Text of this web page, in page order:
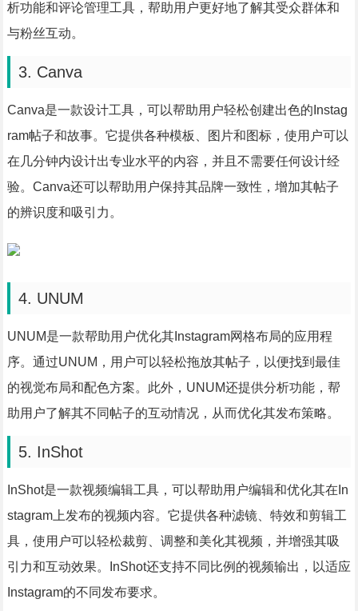
析功能和评论管理工具，帮助用户更好地了解其受众群体和
与粉丝互动。
3. Canva
Canva是一款设计工具，可以帮助用户轻松创建出色的Instag
ram帖子和故事。它提供各种模板、图片和图标，使用户可以
在几分钟内设计出专业水平的内容，并且不需要任何设计经
验。Canva还可以帮助用户保持其品牌一致性，增加其帖子
的辨识度和吸引力。
4. UNUM
UNUM是一款帮助用户优化其Instagram网格布局的应用程
序。通过UNUM，用户可以轻松拖放其帖子，以便找到最佳
的视觉布局和配色方案。此外，UNUM还提供分析功能，帮
助用户了解其不同帖子的互动情况，从而优化其发布策略。
5. InShot
InShot是一款视频编辑工具，可以帮助用户编辑和优化其在In
stagram上发布的视频内容。它提供各种滤镜、特效和剪辑工
具，使用户可以轻松裁剪、调整和美化其视频，并增强其吸
引力和互动效果。InShot还支持不同比例的视频输出，以适应
Instagram的不同发布要求。